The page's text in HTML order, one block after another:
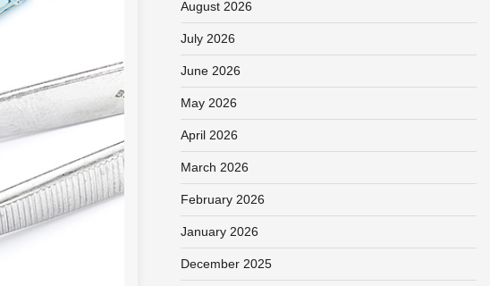
August 2026
July 2026
June 2026
May 2026
April 2026
March 2026
February 2026
January 2026
December 2025